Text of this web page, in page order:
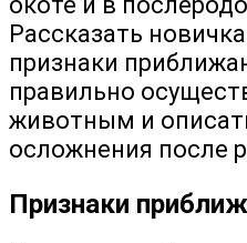
Рассказать
признаки
правильно
животным и
осложнения после
Признаки